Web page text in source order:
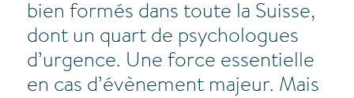
bien formés dans toute la Suisse,
dont un quart de psychologues
d’urgence. Une force essentielle
en cas d’évènement majeur. Mais